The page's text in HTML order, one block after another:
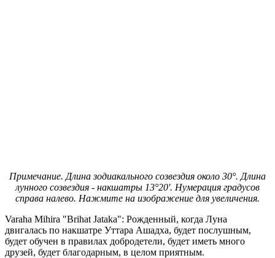
Примечание. Длина зодиакального созвездия около 30°. Длина
лунного созвездия - накшатры 13°20'. Нумерация градусов
справа налево. Нажмите на изображение для увеличения.
Varaha Mihira "Brihat Jataka": Рожденный, когда Луна
двигалась по накшатре Уттара Ашадха, будет послушным,
будет обучен в правилах добродетели, будет иметь много
друзей, будет благодарным, в целом приятным.